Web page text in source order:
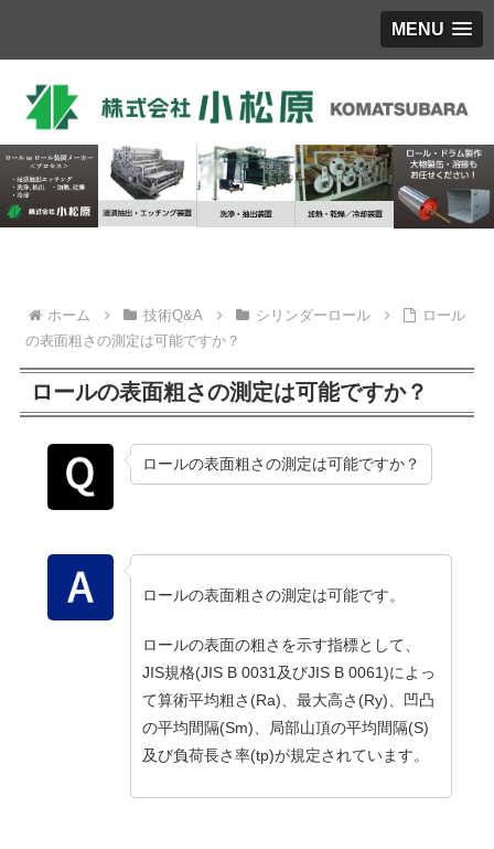
MENU
ホーム 技術Q&A シリンダーロール
ロール
の表面粗さの測定は可能ですか？
ロールの表面粗さの測定は可能ですか？
ロールの表面粗さの測定は可能ですか？
ロールの表面粗さの測定は可能です。
ロールの表面の粗さを示す指標として、
JIS規格(JIS B 0031及びJIS B 0061)によっ
て算術平均粗さ(Ra)、最大高さ(Ry)、凹凸
の平均間隔(Sm)、局部山頂の平均間隔(S)
及び負荷長さ率(tp)が規定されています。